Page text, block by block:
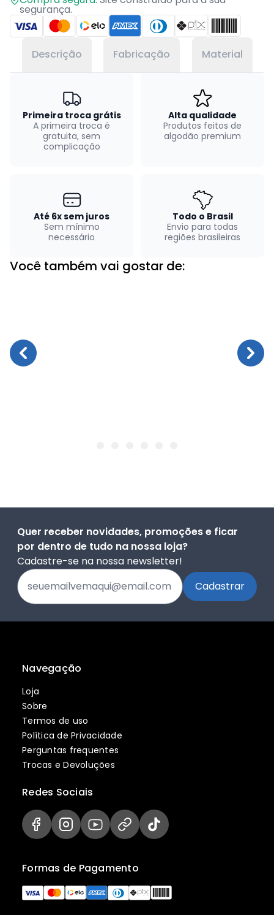
segurança.
Descrição Fabricação Material
Primeira troca grátis
A primeira troca é
gratuita, sem
complicação
Alta qualidade
Produtos feitos de
algodão premium
Até 6x sem juros
Sem mínimo
necessário
Todo o Brasil
Envio para todas
regiões brasileiras
Você também vai gostar de:
Quer receber novidades, promoções e ficar
por dentro de tudo na nossa loja?
Cadastre-se na nossa newsletter!
Navegação
Loja
Sobre
Termos de uso
Política de Privacidade
Perguntas frequentes
Trocas e Devoluções
Formas de Pagamento
Redes Sociais